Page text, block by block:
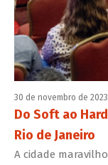
30 de novembro de 2023
Do Soft ao
Rio de Janeiro
A cidade